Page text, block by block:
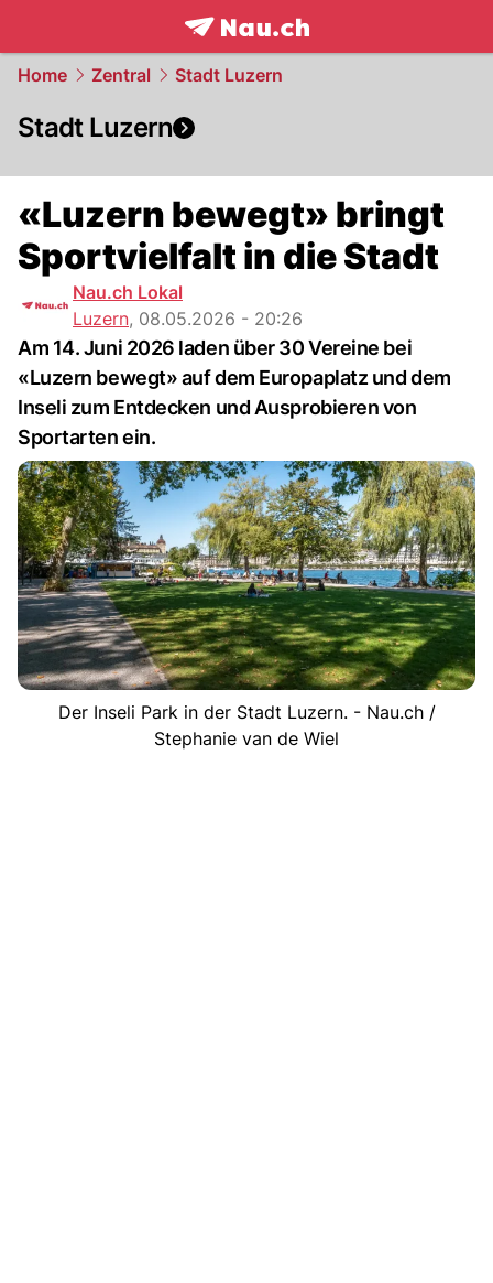
frontpage.NAU.ch
Home Zentral Stadt Luzern
Stadt Luzern
«Luzern bewegt» bringt
Sportvielfalt in die Stadt
Nau.ch Lokal
Luzern, 08.05.2026 - 20:26
Am 14. Juni 2026 laden über 30 Vereine bei
«Luzern bewegt» auf dem Europaplatz und dem
Inseli zum Entdecken und Ausprobieren von
Sportarten ein.
Der Inseli Park in der Stadt Luzern. - Nau.ch /
Stephanie van de Wiel